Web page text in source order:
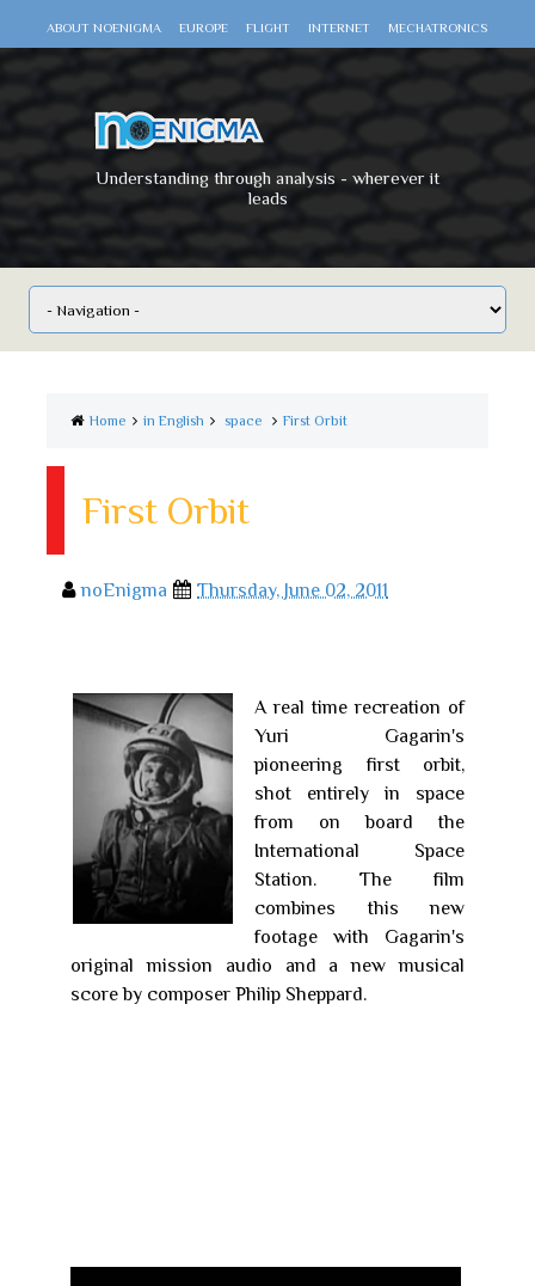
ABOUT NOENIGMA EUROPE FLIGHT INTERNET MECHATRONICS
Understanding through analysis - wherever it
leads
Home in English space First Orbit
First Orbit
noEnigma Thursday, June 02, 2011
A real time recreation of
Yuri Gagarin's
pioneering first orbit,
shot entirely in space
from on board the
International Space
Station. The film
combines this new
footage with Gagarin's
original mission audio and a new musical
score by composer Philip Sheppard.